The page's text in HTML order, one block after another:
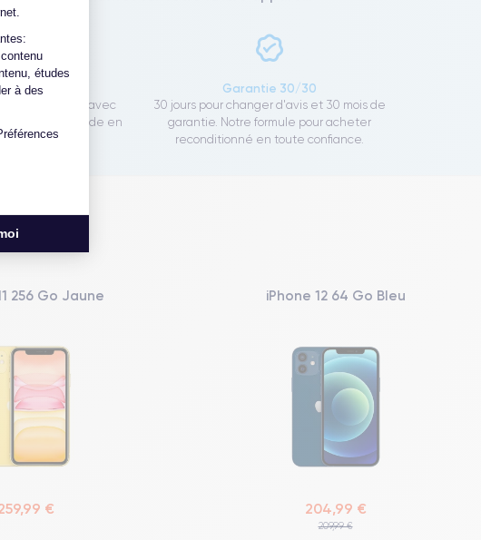
études
à des
et en France
contact direct avec
résolution rapide en
pépin.
Garantie 30/30
30 jours pour changer d'avis et 30 mois de
garantie. Notre formule pour acheter
reconditionné en toute confiance.
256 Go Jaune
€
iPhone 12 64 Go Bleu
204,99 €
209,99 €